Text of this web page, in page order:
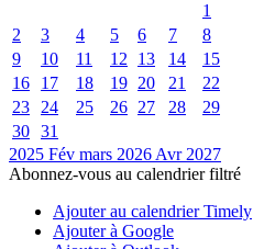
1
2
3 4 5 6 7
8
9
10 11 12 13 14
15
16
17 18 19 20 21
22
23
24 25 26 27 28
29
30 31
2025 Fév mars 2026 Avr 2027
Abonnez-vous au calendrier filtré
Ajouter au calendrier Timely
Ajouter à Google